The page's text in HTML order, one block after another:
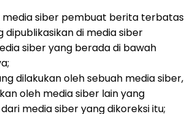
media siber pembuat berita terbatas
dipublikasikan di media siber
siber yang berada di bawah
dilakukan oleh sebuah media siber,
oleh media siber lain yang
media siber yang dikoreksi itu;